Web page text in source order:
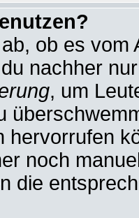
ob es
nachher
, um
hervorrufen
noch
die